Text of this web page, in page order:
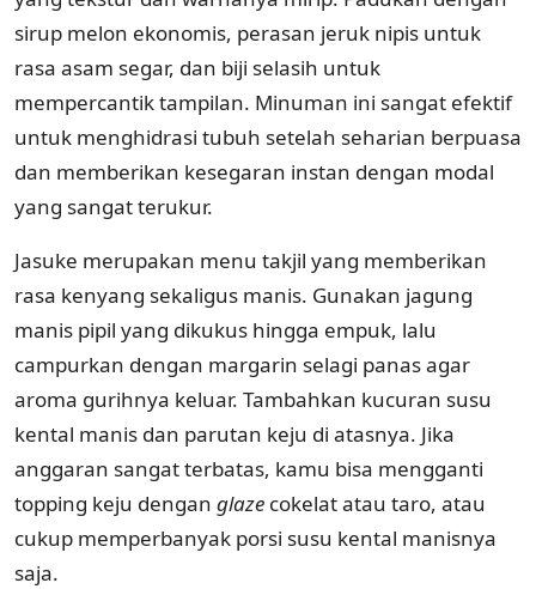
sirup melon ekonomis, perasan jeruk nipis untuk
rasa asam segar, dan biji selasih untuk
mempercantik tampilan. Minuman ini sangat efektif
untuk menghidrasi tubuh setelah seharian berpuasa
dan memberikan kesegaran instan dengan modal
yang sangat terukur.
Jasuke merupakan menu takjil yang memberikan
rasa kenyang sekaligus manis. Gunakan jagung
manis pipil yang dikukus hingga empuk, lalu
campurkan dengan margarin selagi panas agar
aroma gurihnya keluar. Tambahkan kucuran susu
kental manis dan parutan keju di atasnya. Jika
anggaran sangat terbatas, kamu bisa mengganti
topping keju dengan glaze cokelat atau taro, atau
cukup memperbanyak porsi susu kental manisnya
saja.